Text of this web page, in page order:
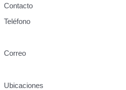
Contacto
Teléfono
Correo
Ubicaciones